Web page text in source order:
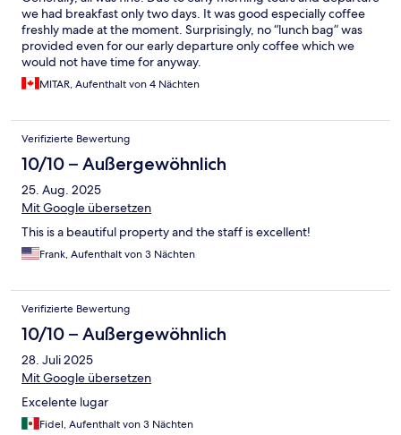
we had breakfast only two days. It was good especially coffee
freshly made at the moment. Surprisingly, no “lunch bag” was
provided even for our early departure only coffee which we
would not have time for anyway.
MITAR, Aufenthalt von 4 Nächten
Verifizierte Bewertung
10/10 – Außergewöhnlich
25. Aug. 2025
Mit Google übersetzen
This is a beautiful property and the staff is excellent!
Frank, Aufenthalt von 3 Nächten
Verifizierte Bewertung
10/10 – Außergewöhnlich
28. Juli 2025
Mit Google übersetzen
Excelente lugar
Fidel, Aufenthalt von 3 Nächten